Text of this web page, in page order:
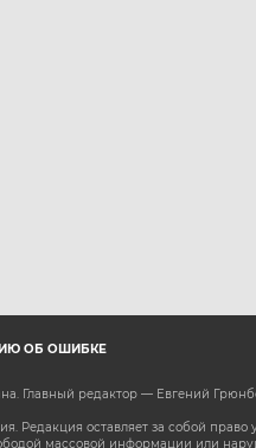
ОБ ОШИБКЕ
Главный редактор — Евгений
Редакция оставляет за собой право
массовой информации или